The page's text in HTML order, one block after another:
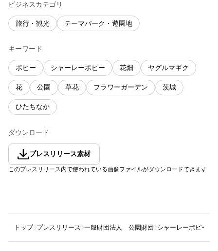
ビジネスカテゴリ
旅行・観光 テーマパーク・遊園地
キーワード
ポピー シャーレーポピー 花畑 ヤグルマギク
花 公園 草花 フラワーガーデン 茨城
ひたちなか
ダウンロード
プレスリリース素材
このプレスリリース内で使われている画像ファイルがダウンロードできます
トップ プレスリリース 一般財団法人 公園財団 シャーレーポピー見